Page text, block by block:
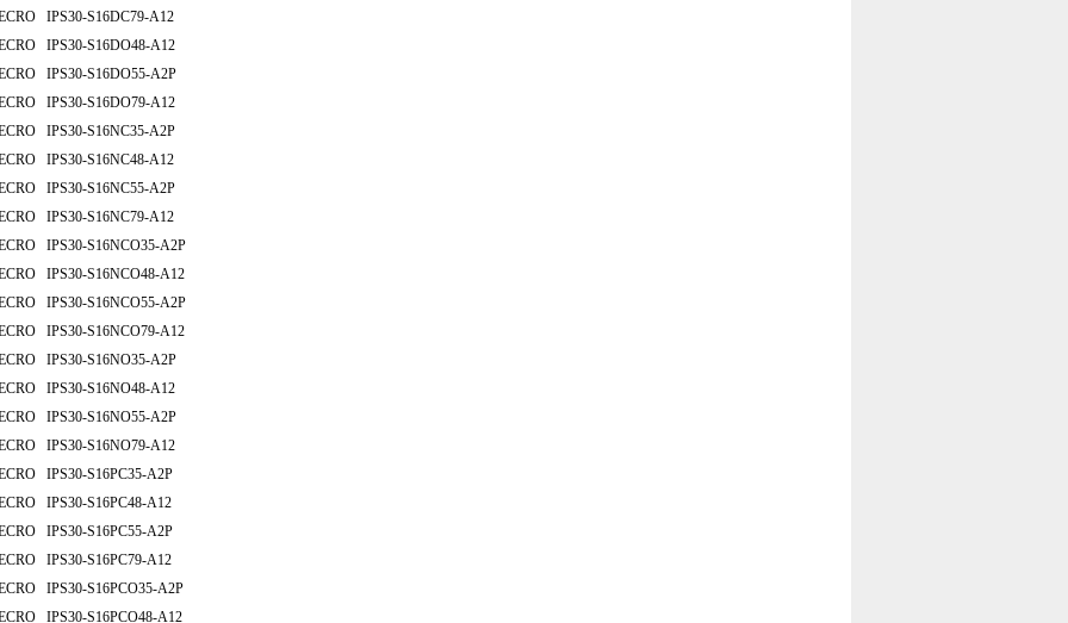
IPS30-S16DC79-A12
IPS30-S16DO48-A12
IPS30-S16DO55-A2P
IPS30-S16DO79-A12
IPS30-S16NC35-A2P
IPS30-S16NC48-A12
IPS30-S16NC55-A2P
IPS30-S16NC79-A12
IPS30-S16NCO35-A2P
IPS30-S16NCO48-A12
IPS30-S16NCO55-A2P
IPS30-S16NCO79-A12
IPS30-S16NO35-A2P
IPS30-S16NO48-A12
IPS30-S16NO55-A2P
IPS30-S16NO79-A12
IPS30-S16PC35-A2P
IPS30-S16PC48-A12
IPS30-S16PC55-A2P
IPS30-S16PC79-A12
IPS30-S16PCO35-A2P
IPS30-S16PCO48-A12